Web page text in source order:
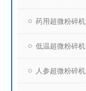
药用超微粉碎机
低温超微粉碎机
人参超微粉碎机